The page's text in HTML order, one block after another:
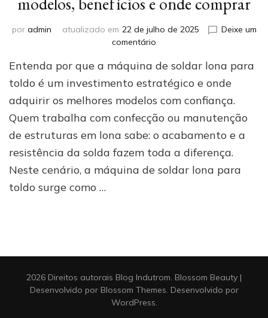
por admin atualizado em 22 de julho de 2025
Deixe um
comentário
de
soldar
para
toldo:
modelos,
benefícios
e
onde
Entenda por que a máquina de soldar lona para
toldo é um investimento estratégico e onde
adquirir os melhores modelos com confiança.
Quem trabalha com confecção ou manutenção
de estruturas em lona sabe: o acabamento e a
resistência da solda fazem toda a diferença.
Neste cenário, a máquina de soldar lona para
toldo surge como …
2026 Direitos autorais Blog Indutrom. Blossom Beauty |
Desenvolvido por Blossom Themes. Desenvolvido por
WordPress.